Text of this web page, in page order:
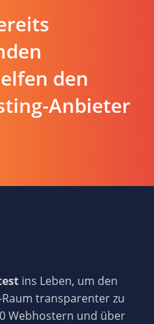
den
Anbieter
ins Leben, um den
transparenter zu
Webhostern und über